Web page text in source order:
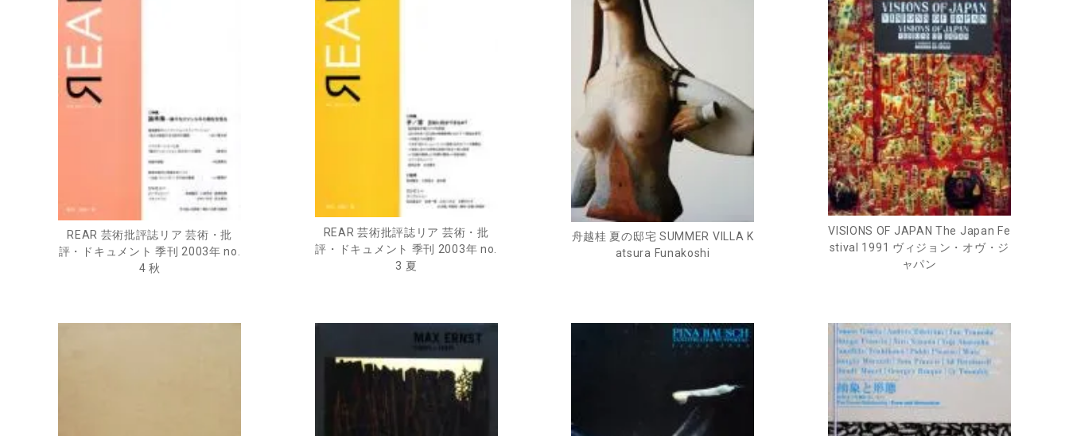
REAR 芸術批評誌リア 芸術・批
評・ドキュメント 季刊 2003年 no.
4 秋
REAR 芸術批評誌リア 芸術・批
評・ドキュメント 季刊 2003年 no.
3 夏
舟越桂 夏の邸宅 SUMMER VILLA K
atsura Funakoshi
VISIONS OF JAPAN The Japan Fe
stival 1991 ヴィジョン・オヴ・ジ
ャパン